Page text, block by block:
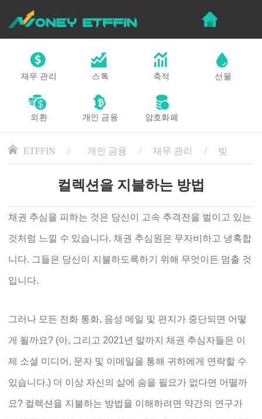
재무 관리 스톡 축적 선물
외환 개인 금융 암호화폐
ETFFIN 개인 금융 재무 관리 빚
컬렉션을 지불하는 방법
채권 추심을 피하는 것은 당신이 고속 추격전을 벌이고 있는
것처럼 느낄 수 있습니다. 채권 추심원은 무자비하고 냉혹합
니다. 그들은 당신이 지불하도록하기 위해 무엇이든 멈출 것
입니다.
그러나 모든 전화 통화, 음성 메일 및 편지가 중단되면 어떻
게 될까요? (아, 그리고 2021년 말까지 채권 추심자들은 이
제 소셜 미디어, 문자 및 이메일을 통해 귀하에게 연락할 수
있습니다.) 더 이상 자신의 삶에 숨을 필요가 없다면 어떨까
요? 컬렉션을 지불하는 방법을 이해하려면 약간의 연구가